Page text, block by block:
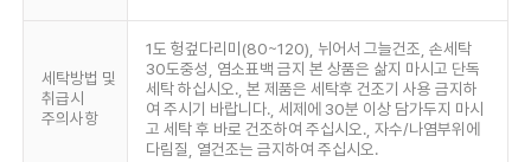
세탁방법 및
취급시
주의사항
1도 헝겊다리미(80~120), 뉘어서 그늘건조, 손세탁
30도중성, 염소표백 금지 본 상품은 삶지 마시고 단독
세탁 하십시오., 본 제품은 세탁후 건조기 사용 금지하
여 주시기 바랍니다., 세제에 30분 이상 담가두지 마시
고 세탁 후 바로 건조하여 주십시오., 자수/나염부위에
다림질, 열건조는 금지하여 주십시오.